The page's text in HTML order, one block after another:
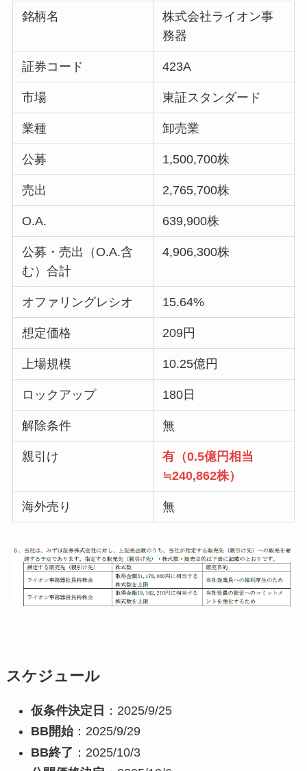
銘柄名
株式会社ライオン事
務器
証券コード 423A
市場 東証スタンダード
業種 卸売業
公募 1,500,700株
売出 2,765,700株
O.A. 639,900株
公募・売出（O.A.含
む）合計
4,906,300株
オファリングレシオ 15.64%
想定価格 209円
上場規模 10.25億円
ロックアップ 180日
解除条件 無
親引け
有（0.5億円相当
≒240,862株）
海外売り 無
スケジュール
仮条件決定日 ：2025/9/25
BB開始：2025/9/29
BB終了 ：2025/10/3